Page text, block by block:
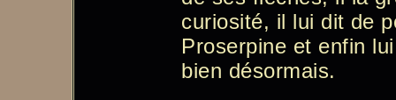
curiosité, il lui dit de
Proserpine et enfin
bien désormais.